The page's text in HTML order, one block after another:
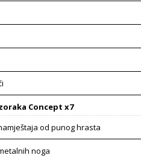
Concept x7
od punog hrasta
noga